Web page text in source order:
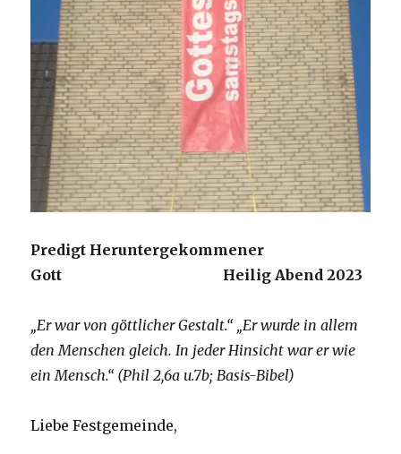
Predigt Heruntergekommener
Gott Heilig Abend 2023
„Er war von göttlicher Gestalt.“ „Er wurde in allem
den Menschen gleich. In jeder Hinsicht war er wie
ein Mensch.“ (Phil 2,6a u.7b; Basis-Bibel)
Liebe Festgemeinde,